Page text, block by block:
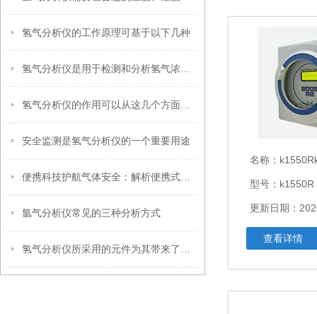
氢气分析仪的工作原理可基于以下几种
安全监测是氢气分析仪的一个重要用途
氩气分析仪常见的三种分析方式
名称：
型号：k1550R
更新日期：
查看详情